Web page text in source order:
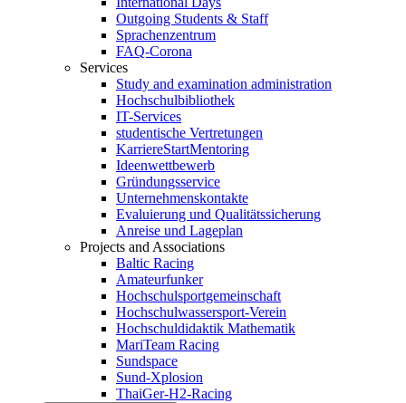
Outgoing Students & Staff
Sprachenzentrum
FAQ-Corona
Services
Study and examination administration
Hochschulbibliothek
IT-Services
studentische Vertretungen
KarriereStartMentoring
Ideenwettbewerb
Gründungsservice
Unternehmenskontakte
Evaluierung und Qualitätssicherung
Anreise und Lageplan
Projects and Associations
Baltic Racing
Amateurfunker
Hochschulsportgemeinschaft
Hochschulwassersport-Verein
Hochschuldidaktik Mathematik
MariTeam Racing
Sundspace
Sund-Xplosion
ThaiGer-H2-Racing